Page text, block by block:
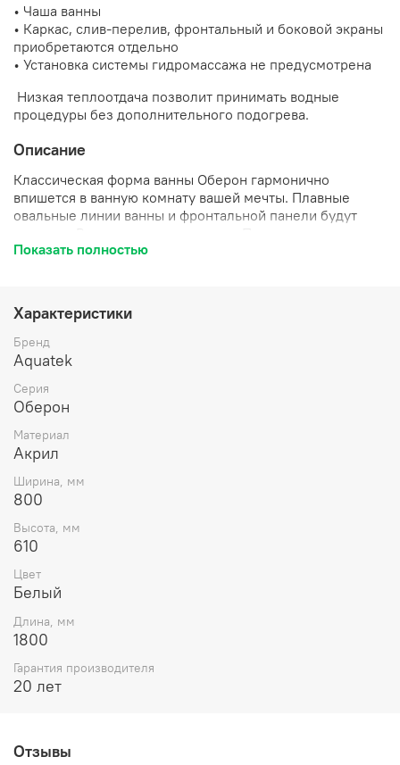
• Чаша ванны
• Каркас, слив-перелив, фронтальный и боковой экраны
приобретаются отдельно
• Установка системы гидромассажа не предусмотрена
Низкая теплоотдача позволит принимать водные
процедуры без дополнительного подогрева.
Описание
Классическая форма ванны Оберон гармонично
впишется в ванную комнату вашей мечты. Плавные
овальные линии ванны и фронтальной панели будут
ванны Оберон используется акриловый лист толщиной
Показать полностью
Характеристики
Бренд
Aquatek
Серия
Оберон
Материал
Акрил
Ширина, мм
800
Высота, мм
610
Цвет
Белый
Длина, мм
1800
Гарантия производителя
20 лет
Отзывы